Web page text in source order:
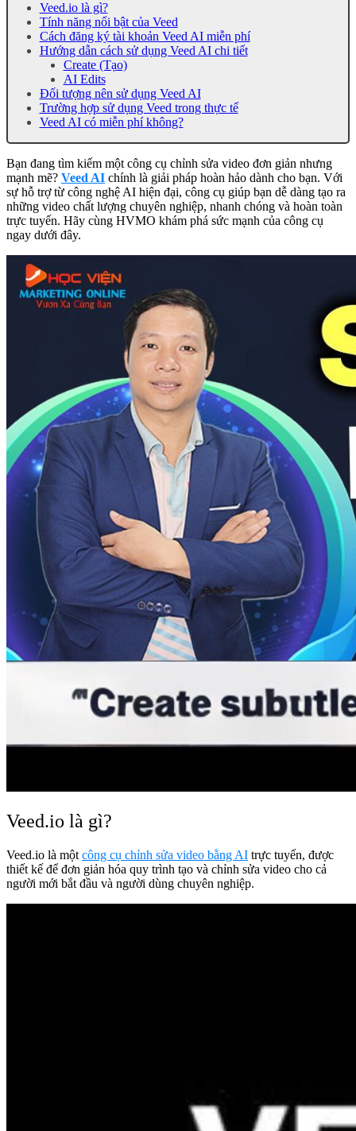
Veed.io là gì?
Tính năng nổi bật của Veed
Cách đăng ký tài khoản Veed AI miễn phí
Hướng dẫn cách sử dụng Veed AI chi tiết
Create (Tạo)
AI Edits
Đối tượng nên sử dụng Veed AI
Trường hợp sử dụng Veed trong thực tế
Veed AI có miễn phí không?
Bạn đang tìm kiếm một công cụ chỉnh sửa video đơn giản nhưng
mạnh mẽ? Veed AI chính là giải pháp hoàn hảo dành cho bạn. Với
sự hỗ trợ từ công nghệ AI hiện đại, công cụ giúp bạn dễ dàng tạo ra
những video chất lượng chuyên nghiệp, nhanh chóng và hoàn toàn
trực tuyến. Hãy cùng HVMO khám phá sức mạnh của công cụ
ngay dưới đây.
Veed.io là gì?
Veed.io là một công cụ chỉnh sửa video bằng AI trực tuyến, được
thiết kế để đơn giản hóa quy trình tạo và chỉnh sửa video cho cả
người mới bắt đầu và người dùng chuyên nghiệp.